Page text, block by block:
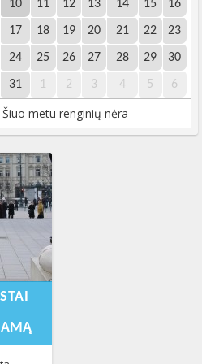
10 11 12 13 14 15 16
17 18 19 20 21 22 23
24 25 26 27 28 29 30
31 1 2 3 4 5 6
Šiuo metu renginių nėra
10-